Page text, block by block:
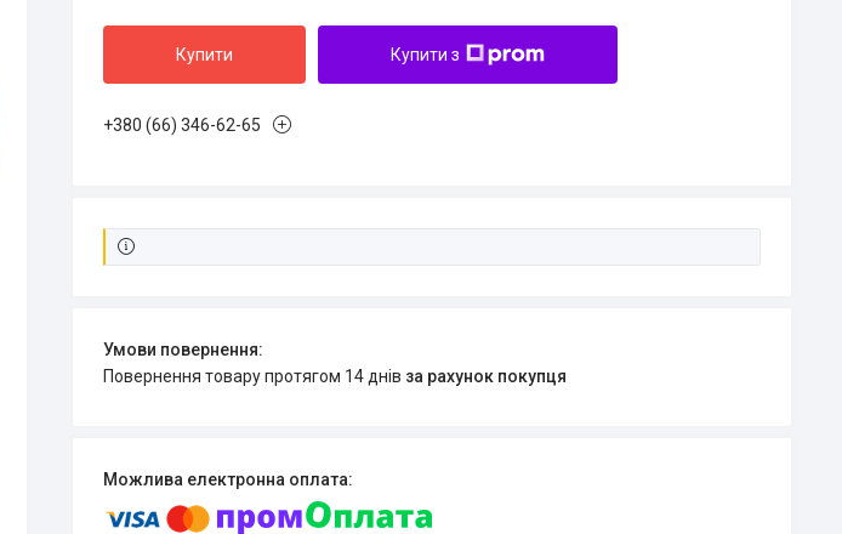
Купити Купити з
+380 (66) 346-62-65
повернення товару протягом 14 днів за рахунок покупця